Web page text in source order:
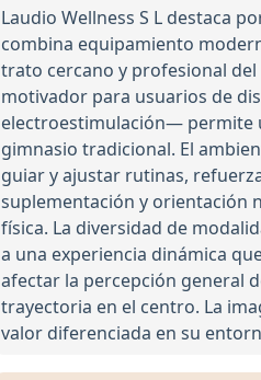
Laudio Wellness S L destaca
combina equipamiento
trato cercano y profesional
motivador para usuarios de
electroestimulación— permite
gimnasio tradicional. El
guiar y ajustar rutinas,
suplementación y orientación
física. La diversidad de
a una experiencia dinámica
afectar la percepción general
trayectoria en el centro. La
valor diferenciada en su